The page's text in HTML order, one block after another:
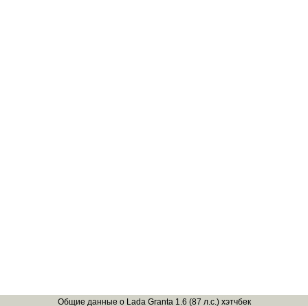
Общие данные о Lada Granta 1.6 (87 л.с.) хэтчбек